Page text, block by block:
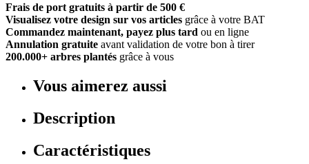
Frais de port gratuits à partir de 500 €
Visualisez votre design sur vos articles grâce à votre BAT
Commandez maintenant, payez plus tard ou en ligne
Annulation gratuite avant validation de votre bon à tirer
200.000+ arbres plantés grâce à vous
Vous aimerez aussi
Description
Caractéristiques